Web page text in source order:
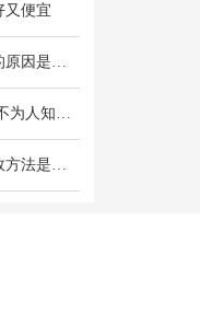
又便宜
采暖中，暖气片响声不断的原因是什么？
你会采暖吗？告诉你四个不为人知的采暖小常识
什么是暖气病？预防的有效方法是什么？